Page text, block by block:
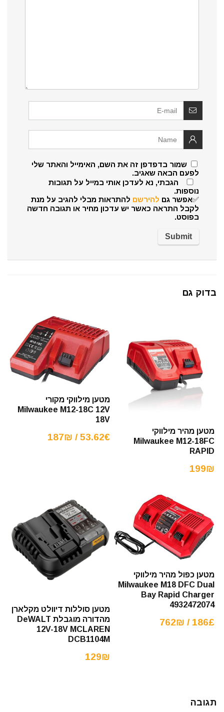
שמור בדפדפן זה את השם, האימייל והאתר שלי
לפעם הבאה שאגיב.
הגבתי, נא לעדכן אותי במייל על תגובות
נוספות.
✅אפשר גם להירשם להתראות מבלי להגיב על מנת
לקבל התראה כאשר יש עדכון מחיר או תגובה חדשה
בפוסט.
בדוק גם
מטען מהיר מילווקי
Milwaukee M12-18FC
RAPID
199₪
מטען מילווקי מקורי
Milwaukee M12-18C 12V
18V
53.62€ / 187₪
מטען כפול מהיר מילווקי
Milwaukee M18 DFC Dual
Bay Rapid Charger
4932472074
186£ / 762₪
מטען סוללות דיוולט מקלארן
מהדורה מוגבלת DeWALT
12V-18V MCLAREN
DCB1104M
129₪
תגובה